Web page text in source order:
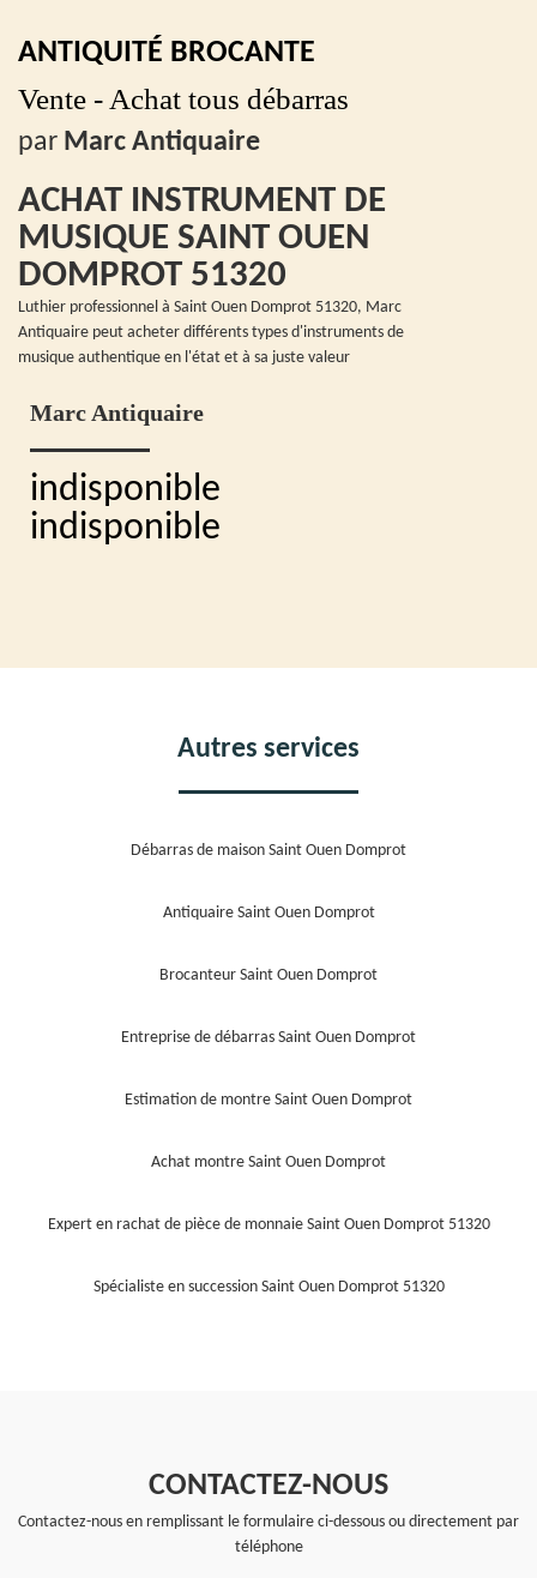
ANTIQUITÉ BROCANTE
Vente - Achat tous débarras
par Marc Antiquaire
ACHAT INSTRUMENT DE
MUSIQUE SAINT OUEN
DOMPROT 51320
Luthier professionnel à Saint Ouen Domprot 51320, Marc
Antiquaire peut acheter différents types d'instruments de
musique authentique en l'état et à sa juste valeur
Marc Antiquaire
indisponible
indisponible
Autres services
Débarras de maison Saint Ouen Domprot
Antiquaire Saint Ouen Domprot
Brocanteur Saint Ouen Domprot
Entreprise de débarras Saint Ouen Domprot
Estimation de montre Saint Ouen Domprot
Achat montre Saint Ouen Domprot
Expert en rachat de pièce de monnaie Saint Ouen Domprot 51320
Spécialiste en succession Saint Ouen Domprot 51320
CONTACTEZ-NOUS
Contactez-nous en remplissant le formulaire ci-dessous ou directement par
téléphone